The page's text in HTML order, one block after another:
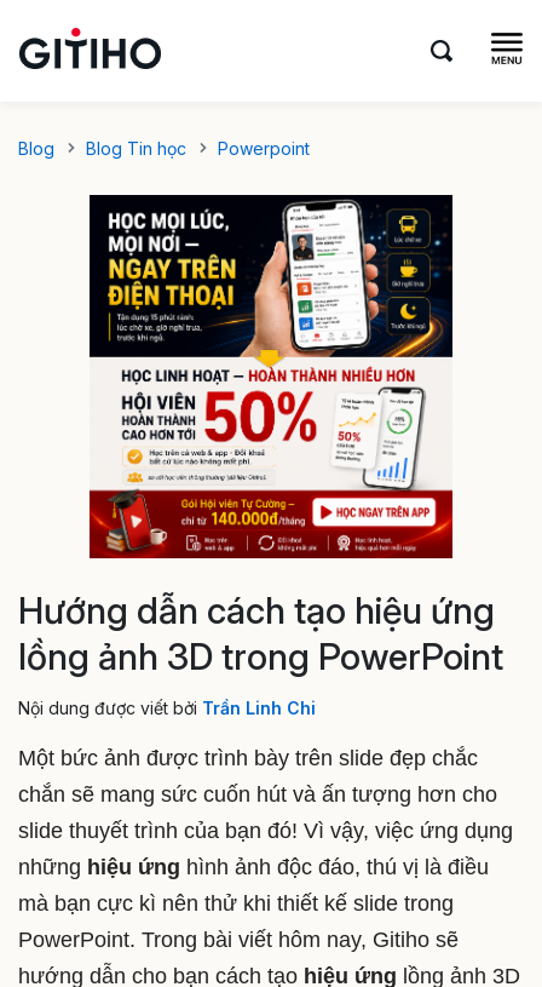
Blog Blog Tin học Powerpoint
Hướng dẫn cách tạo hiệu ứng
lồng ảnh 3D trong PowerPoint
Nội dung được viết bởi Trần Linh Chi
Một bức ảnh được trình bày trên slide đẹp chắc
chắn sẽ mang sức cuốn hút và ấn tượng hơn cho
slide thuyết trình của bạn đó! Vì vậy, việc ứng dụng
những hiệu ứng hình ảnh độc đáo, thú vị là điều
mà bạn cực kì nên thử khi thiết kế slide trong
PowerPoint. Trong bài viết hôm nay, Gitiho sẽ
hướng dẫn cho bạn cách tạo hiệu ứng lồng ảnh 3D